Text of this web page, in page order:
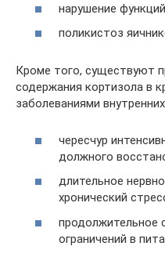
нарушение
поликистоз
Кроме того, существуют
содержания кортизола в
заболеваниями
чересчур
должного
длительное
хронический
продолжительное
ограничений в